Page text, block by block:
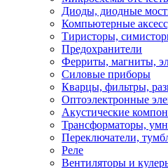
Диоды, диодные
Компьютерные
Тиристоры,
Предохранители
Ферриты, магниты,
Силовые приборы
Кварцы, фильтры,
Оптоэлектронные
Акустические
Трансформаторы,
Переключатели,
Реле
Вентиляторы и